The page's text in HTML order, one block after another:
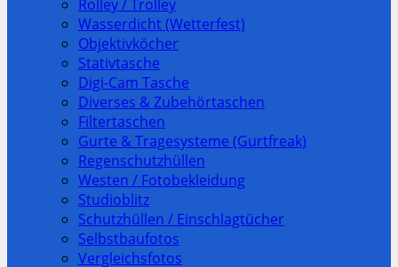
Rolley / Trolley
Wasserdicht (Wetterfest)
Objektivköcher
Stativtasche
Digi-Cam Tasche
Diverses & Zubehörtaschen
Filtertaschen
Gurte & Tragesysteme (Gurtfreak)
Regenschutzhüllen
Westen / Fotobekleidung
Studioblitz
Schutzhüllen / Einschlagtücher
Selbstbaufotos
Vergleichsfotos